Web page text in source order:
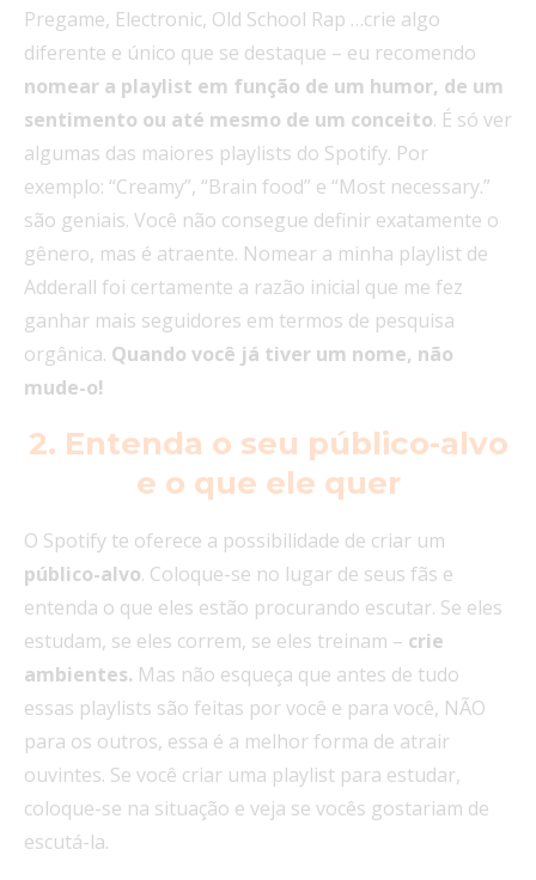
Pregame, Electronic, Old School Rap …crie algo
diferente e único que se destaque – eu recomendo
nomear a playlist em função de um humor, de um
sentimento ou até mesmo de um conceito. É só ver
algumas das maiores playlists do Spotify. Por
exemplo: “Creamy”, “Brain food” e “Most necessary.”
são geniais. Você não consegue definir exatamente o
gênero, mas é atraente. Nomear a minha playlist de
Adderall foi certamente a razão inicial que me fez
ganhar mais seguidores em termos de pesquisa
orgânica. Quando você já tiver um nome, não
mude-o!
2. Entenda o seu público-alvo
e o que ele quer
O Spotify te oferece a possibilidade de criar um
público-alvo. Coloque-se no lugar de seus fãs e
entenda o que eles estão procurando escutar. Se eles
estudam, se eles correm, se eles treinam – crie
ambientes. Mas não esqueça que antes de tudo
essas playlists são feitas por você e para você, NÃO
para os outros, essa é a melhor forma de atrair
ouvintes. Se você criar uma playlist para estudar,
coloque-se na situação e veja se vocês gostariam de
escutá-la.